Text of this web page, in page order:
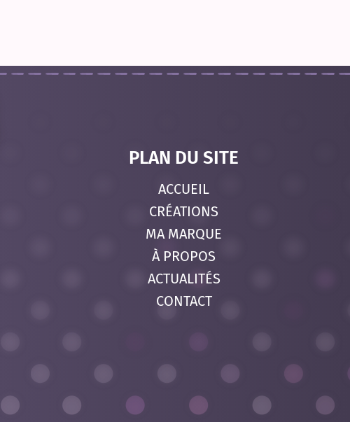
PLAN DU SITE
ACCUEIL
CRÉATIONS
MA MARQUE
À PROPOS
ACTUALITÉS
CONTACT